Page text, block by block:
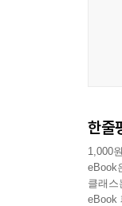
한줄
1,000
eBook
클래
eBook